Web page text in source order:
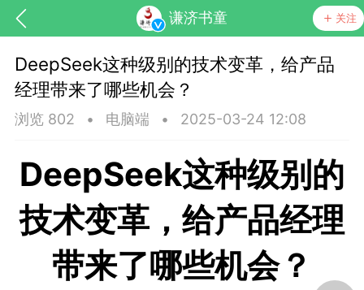
谦济书童 关注
，华夏中医人：家门口的中医人！
节气气象 问答
DeepSeek这种级别的技术变革，给产品
经理带来了哪些机会？
浏览 802 • 电脑端 • 2025-03-24 12:08
DeepSeek这种级别的
技术变革，给产品经理
带来了哪些机会？